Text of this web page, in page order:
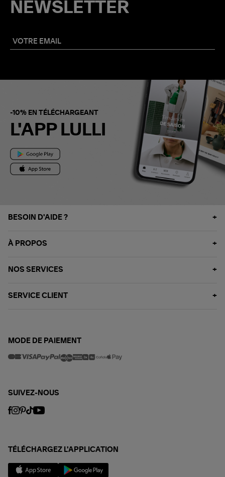
NEWSLETTER
-10% EN TÉLÉCHARGEANT
L'APP LULLI
BESOIN D'AIDE ?
À PROPOS
NOS SERVICES
SERVICE CLIENT
MODE DE PAIEMENT
SUIVEZ-NOUS
TÉLÉCHARGEZ L'APPLICATION